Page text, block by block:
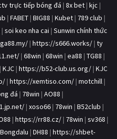
trực tiếp bóng đá | 8x bet | kjc |
| FABET | BIG88 | Kubet | 789 club |
| soi keo nha cai | Sunwin chính thức
| https://s666.works/ | ty
| 68win | 68win | ea88 | TG88 |
| KJC | https://b52-club.us.org/ | KJC
| https://xemtiso.com/ | motchill |
đá | 78win | AO88 |
| xoso66 | 78win | B52club |
| https://rr88.cz/ | 78win | sv368 |
Bongdalu | DH88 | https://shbet-